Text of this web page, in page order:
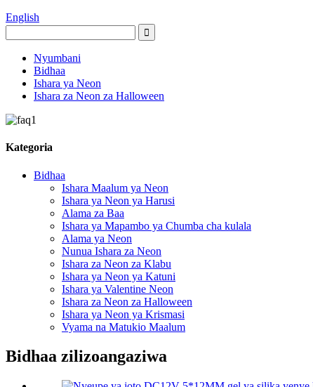
English
Nyumbani
Bidhaa
Ishara ya Neon
Ishara za Neon za Halloween
Kategoria
Bidhaa
Ishara Maalum ya Neon
Ishara ya Neon ya Harusi
Alama za Baa
Ishara ya Mapambo ya Chumba cha kulala
Alama ya Neon
Nunua Ishara za Neon
Ishara za Neon za Klabu
Ishara ya Neon ya Katuni
Ishara ya Valentine Neon
Ishara za Neon za Halloween
Ishara ya Neon ya Krismasi
Vyama na Matukio Maalum
Bidhaa zilizoangaziwa